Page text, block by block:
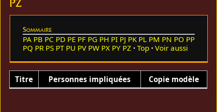
Sommaire
PA PB PC PD PE PF PG PH PI PJ PK PL PM PN PO PP
PQ PR PS PT PU PV PW PX PY PZ Top Voir aussi
Titre Personnes impliquées Copie modèle